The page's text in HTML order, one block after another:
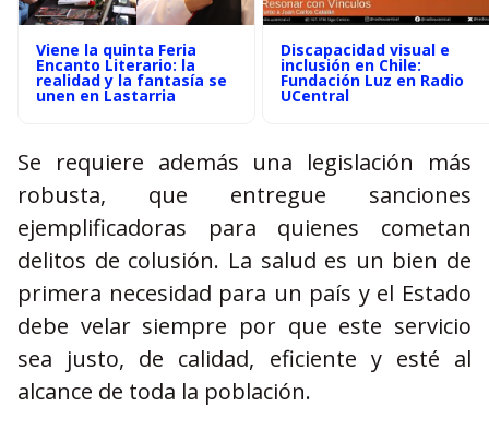
Viene la quinta Feria
Encanto Literario: la
realidad y la fantasía se
unen en Lastarria
Discapacidad visual e
inclusión en Chile:
Fundación Luz en Radio
UCentral
Se requiere además una legislación más
robusta, que entregue sanciones
ejemplificadoras para quienes cometan
delitos de colusión. La salud es un bien de
primera necesidad para un país y el Estado
debe velar siempre por que este servicio
sea justo, de calidad, eficiente y esté al
alcance de toda la población.